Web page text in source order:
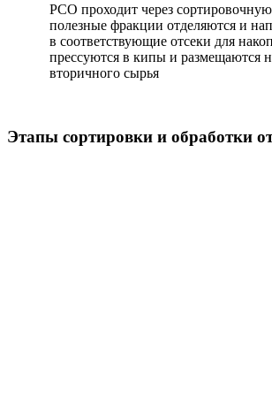
РСО проходит через
полезные фракции отделяются и
в соответствующие отсеки для
прессуются в кипы и размещаются
вторичного сырья
Этапы сортировки и обработки